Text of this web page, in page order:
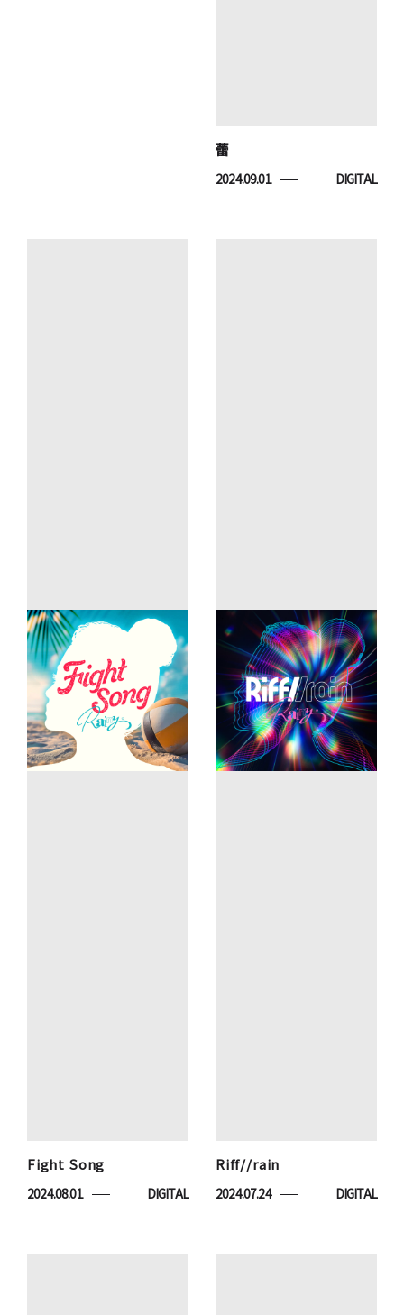
蕾
2024.09.01 DIGITAL
Fight Song
2024.08.01 DIGITAL
Riff//rain
2024.07.24 DIGITAL